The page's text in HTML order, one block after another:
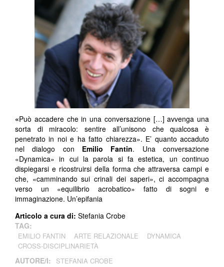
«Può accadere che in una conversazione […] avvenga una
sorta di miracolo: sentire all’unisono che qualcosa è
penetrato in noi e ha fatto chiarezza». E’ quanto accaduto
nel dialogo con Emilio Fantin. Una conversazione
«Dynamica» in cui la parola si fa estetica, un continuo
dispiegarsi e ricostruirsi della forma che attraversa campi e
che, «camminando sui crinali dei saperi», ci accompagna
verso un «equilibrio acrobatico» fatto di sogni e
immaginazione. Un’epifania
Articolo a cura di: Stefania Crobe
TAG:
EMILIO FANTIN ARTE RELAZIONALE
DYNAMICA
CROSS-DISCIPLINARIETÀ
AUTORE/I: STEFANIA CROBE